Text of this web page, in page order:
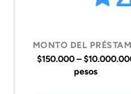
$150.000 –
pesos